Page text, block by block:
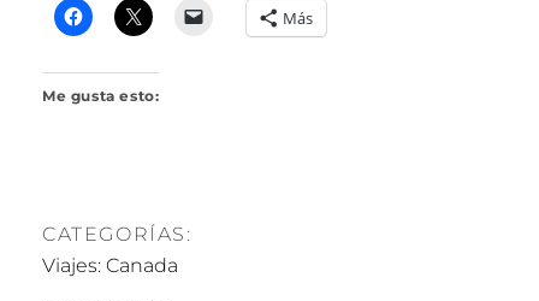
R
I
Más
Me gusta esto:
CATEGORÍAS:
Viajes: Canada